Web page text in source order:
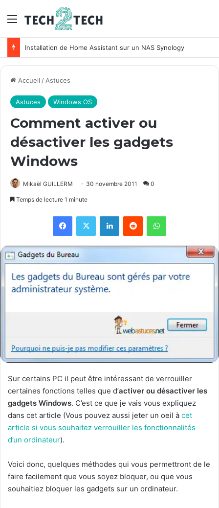
Menu
Installation de Home Assistant sur un NAS Synology
Accueil /Astuces
Astuces Windows OS
Comment activer ou
désactiver les gadgets
Windows
Mikaël GUILLERM 30 novembre 2011 0
Temps de lecture 1 minute
Sur certains PC il peut être intéressant de verrouiller
certaines fonctions telles que d’activer ou désactiver les
gadgets Windows. C’est ce que je vais vous expliquez
dans cet article (Vous pouvez aussi jeter un oeil à cet
article si vous souhaitez verrouiller les fonctionnalités
d’un ordinateur).
Voici donc, quelques méthodes qui vous permettront de le
faire facilement que vous soyez bloquer, ou que vous
souhaitiez bloquer les gadgets sur un ordinateur.